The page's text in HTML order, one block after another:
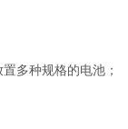
多种规格的电池；